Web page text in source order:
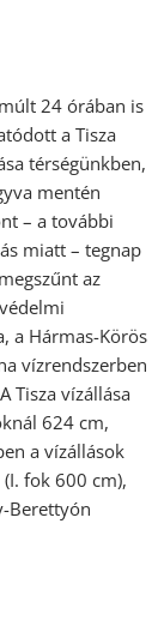
24 órában is
a Tisza
térségünkben,
mentén
– a további
miatt – tegnap
az
a Hármas-Körös
vízrendszerben
Tisza vízállása
624 cm,
a vízállások
fok 600 cm),
Berettyón